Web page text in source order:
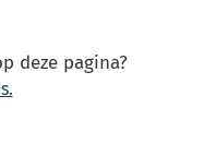
deze pagina?